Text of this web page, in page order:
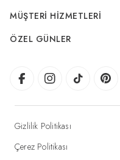
MÜŞTERI HIZMETLERI
ÖZEL GÜNLER
Gizlilik Politikası
Çerez Politikası